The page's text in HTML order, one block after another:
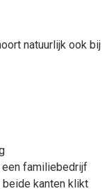
natuurlijk ook bij
een familiebedrijf
kanten klikt